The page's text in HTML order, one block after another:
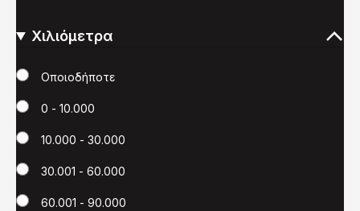
Χιλιόμετρα
Χιλιόμετρα
Οποιοδήποτε
0 - 10.000
10.000 - 30.000
30.001 - 60.000
60.001 - 90.000